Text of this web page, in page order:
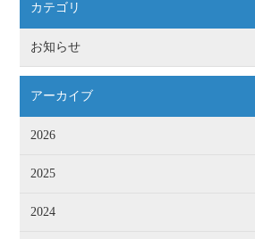
カテゴリ
お知らせ
アーカイブ
2026
2025
2024